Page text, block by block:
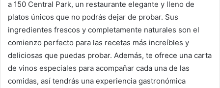
a 150 Central Park, un restaurante elegante y lleno de
platos únicos que no podrás dejar de probar. Sus
ingredientes frescos y completamente naturales son el
comienzo perfecto para las recetas más increíbles y
deliciosas que puedas probar. Además, te ofrece una carta
de vinos especiales para acompañar cada una de las
comidas, así tendrás una experiencia gastronómica